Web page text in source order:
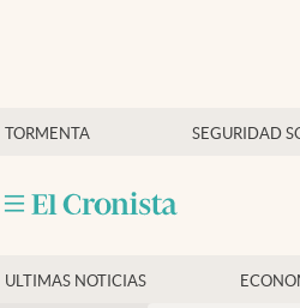
TORMENTA SEGURIDAD
Economía y finanzas
Criptomonedas
ULTIMAS NOTICIAS